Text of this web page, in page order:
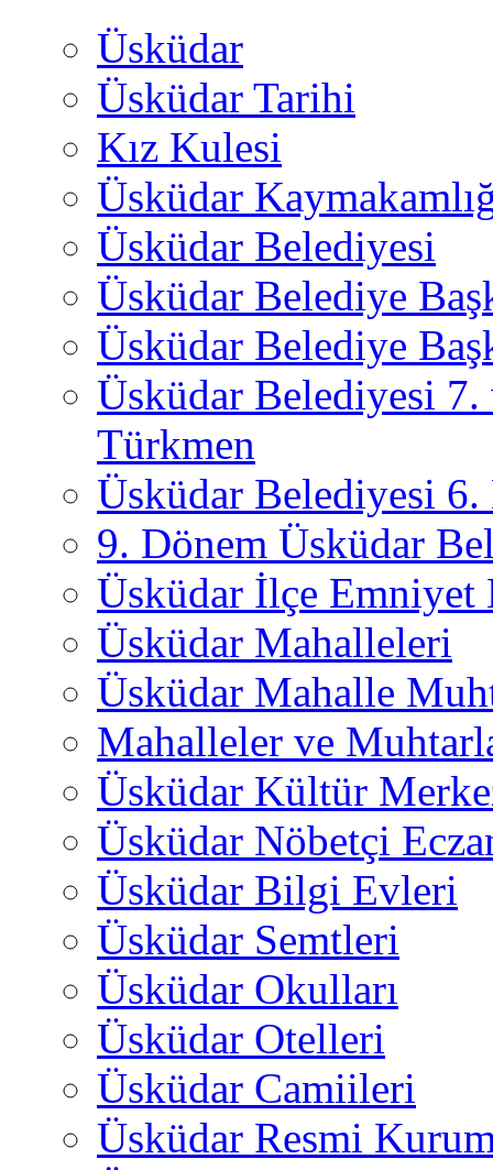
Üsküdar
Üsküdar Tarihi
Kız Kulesi
Üsküdar
Üsküdar Belediyesi
Üsküdar Belediye
Üsküdar Belediye
Üsküdar Belediyesi
Türkmen
Üsküdar Belediyesi 6.
9. Dönem Üsküdar
Üsküdar İlçe
Üsküdar Mahalleleri
Üsküdar Mahalle
Mahalleler ve
Üsküdar Kültür
Üsküdar Nöbetçi
Üsküdar Bilgi Evleri
Üsküdar Semtleri
Üsküdar Okulları
Üsküdar Otelleri
Üsküdar Camiileri
Üsküdar Resmi